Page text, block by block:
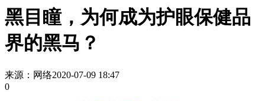
黑目瞳，为何成为护眼保健品
界的黑马？
来源：网络2020-07-09 18:47
0